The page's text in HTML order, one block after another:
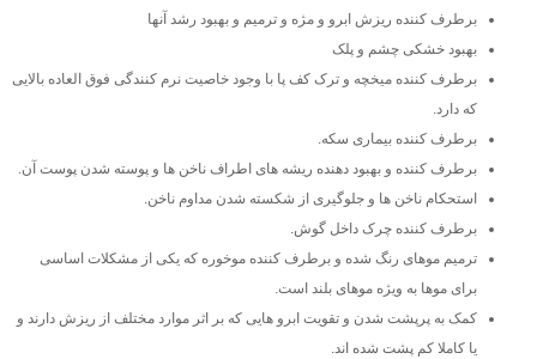
برطرف کننده ریزش ابرو و مژه و ترمیم و بهبود رشد آنها
بهبود خشکی چشم و پلک
برطرف کننده میخچه و ترک کف پا با وجود خاصیت نرم کنندگی فوق العاده بالایی
که دارد.
برطرف کننده بیماری سکه.
برطرف کننده و بهبود دهنده ریشه های اطراف ناخن ها و پوسته شدن پوست آن.
استحکام ناخن ها و جلوگیری از شکسته شدن مداوم ناخن.
برطرف کننده چرک داخل گوش.
ترمیم موهای رنگ شده و برطرف کننده موخوره که یکی از مشکلات اساسی
برای موها به ویژه موهای بلند است.
کمک به پرپشت شدن و تقویت ابرو هایی که بر اثر موارد مختلف از ریزش دارند و
یا کاملا کم پشت شده اند.